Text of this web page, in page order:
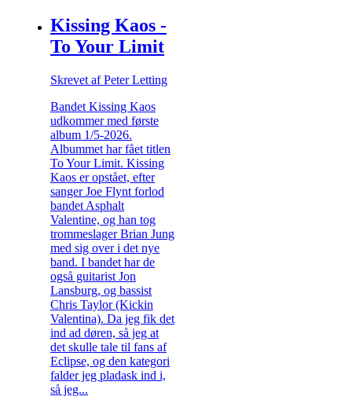
Kissing Kaos -
To Your Limit
Skrevet af Peter Letting
Bandet Kissing Kaos
udkommer med første
album 1/5-2026.
Albummet har fået titlen
To Your Limit. Kissing
Kaos er opstået, efter
sanger Joe Flynt forlod
bandet Asphalt
Valentine, og han tog
trommeslager Brian Jung
med sig over i det nye
band. I bandet har de
også guitarist Jon
Lansburg, og bassist
Chris Taylor (Kickin
Valentina). Da jeg fik det
ind ad døren, så jeg at
det skulle tale til fans af
Eclipse, og den kategori
falder jeg pladask ind i,
så jeg...